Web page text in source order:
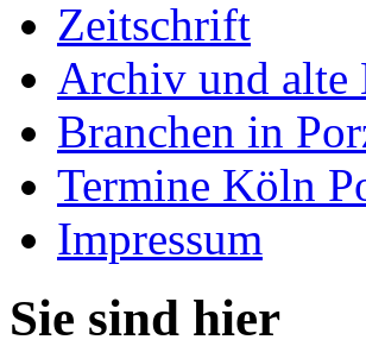
Zeitschrift
Archiv und alte
Branchen in
Termine Köln
Impressum
Sie sind hier